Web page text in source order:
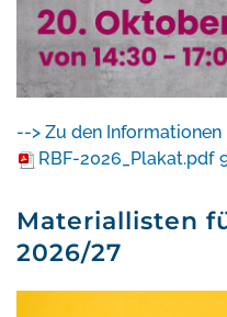
--> Zu den Informationen
RBF-2026_Plakat.pdf
Materiallisten
2026/27